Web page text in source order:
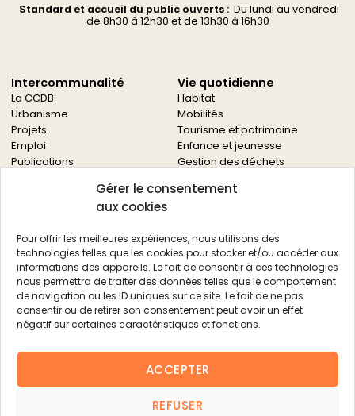
Gérer le consentement
aux cookies
Pour offrir les meilleures expériences, nous utilisons des
technologies telles que les cookies pour stocker et/ou accéder aux
informations des appareils. Le fait de consentir à ces technologies
nous permettra de traiter des données telles que le comportement
de navigation ou les ID uniques sur ce site. Le fait de ne pas
consentir ou de retirer son consentement peut avoir un effet
négatif sur certaines caractéristiques et fonctions.
ACCEPTER
REFUSER
Standard et accueil du public ouverts :Du lundi au vendredi
de 8h30 à 12h30 et de 13h30 à 16h30
Intercommunalité
La CCDB
Urbanisme
Projets
Emploi
Publications
Vie quotidienne
Habitat
Mobilités
Tourisme et patrimoine
Enfance et jeunesse
Gestion des déchets
Culture
Autres services
Économie locale
Agriculture
Filière bois
Environnement
Aides aux entreprises
Aides aux associations
Actualités
FAQ